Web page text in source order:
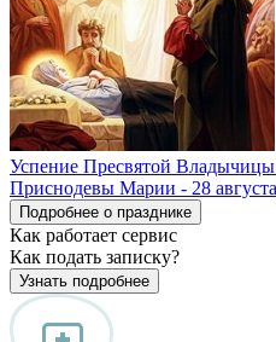
Успение Пресвятой
Приснодевы Марии - 28 августа
Подробнее о празднике
Как работает сервис
Как подать записку?
Узнать подробнее